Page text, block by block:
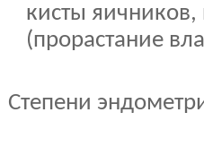
кисты
(прорастание
Степени